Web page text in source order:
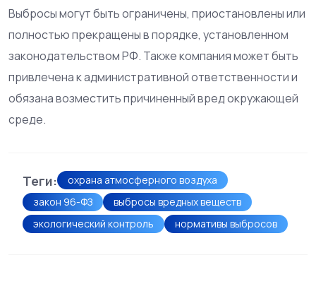
Выбросы могут быть ограничены, приостановлены или
полностью прекращены в порядке, установленном
законодательством РФ. Также компания может быть
привлечена к административной ответственности и
обязана возместить причиненный вред окружающей
среде.
Теги:
охрана атмосферного воздуха
закон 96-ФЗ
выбросы вредных веществ
экологический контроль
нормативы выбросов